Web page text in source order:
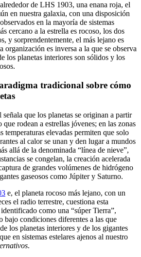
de LHS 1903, una enana roja, el
en nuestra galaxia, con una disposición
en la mayoría de sistemas
cercano a la estrella es rocoso, los dos
y sorprendentemente, el más lejano es
organización es inversa a la que se observa
los planetas interiores son sólidos y los
tradicional sobre cómo
que los planetas se originan a partir
rodean a estrellas jóvenes; en las zonas
temperaturas elevadas permiten que solo
al calor se unan y den lugar a mundos
allá de la denominada “línea de nieve”,
se congelan, la creación acelerada
de grandes volúmenes de hidrógeno
gaseosos como Júpiter y Saturno.
e, el planeta rocoso más lejano, con un
el radio terrestre, cuestiona esta
como una “súper Tierra”,
bajo condiciones diferentes a las que
los planetas interiores y de los gigantes
en sistemas estelares ajenos al nuestro
.